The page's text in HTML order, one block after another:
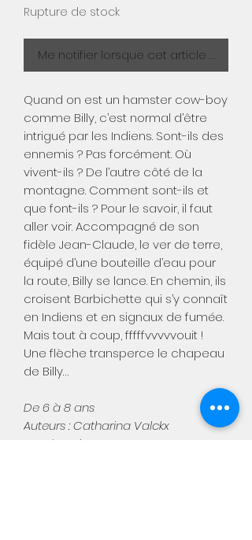
Rupture de stock
Me notifier lorsque cet article est
Quand on est un hamster cow-boy
comme Billy, c’est normal d’être
intrigué par les Indiens. Sont-ils des
ennemis ? Pas forcément. Où
vivent-ils ? De l’autre côté de la
montagne. Comment sont-ils et
que font-ils ? Pour le savoir, il faut
aller voir. Accompagné de son
fidèle Jean-Claude, le ver de terre,
équipé d’une bouteille d’eau pour
la route, Billy se lance. En chemin, ils
croisent Barbichette qui s’y connaît
en Indiens et en signaux de fumée.
Mais tout à coup, fffffvvvvvouit !
Une flèche transperce le chapeau
de Billy…
De 6 à 8 ans
Auteurs : Catharina Valckx
Nombre de pages : 40